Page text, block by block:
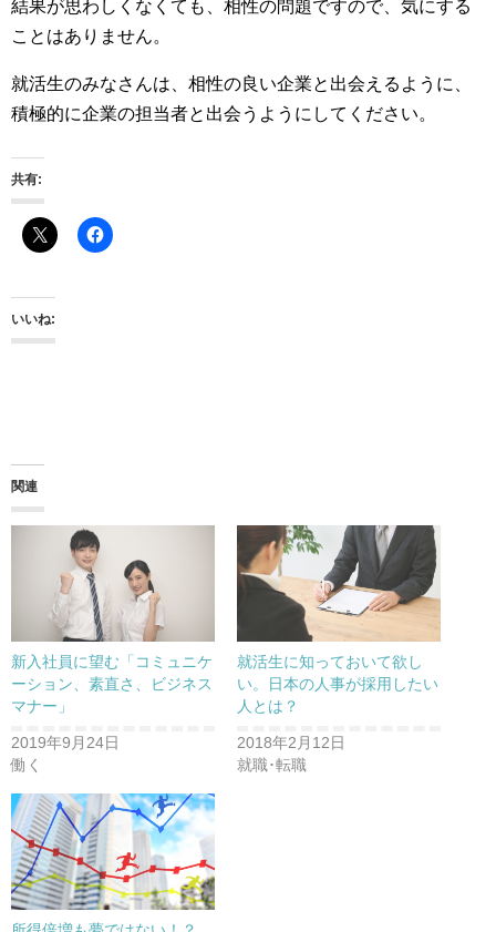
結果が思わしくなくても、相性の問題ですので、気にする
ことはありません。
就活生のみなさんは、相性の良い企業と出会えるように、
積極的に企業の担当者と出会うようにしてください。
共有:
いいね:
関連
新入社員に望む「コミュニケ
ーション、素直さ、ビジネス
マナー」
2019年9月24日
働く
就活生に知っておいて欲し
い。日本の人事が採用したい
人とは？
2018年2月12日
就職･転職